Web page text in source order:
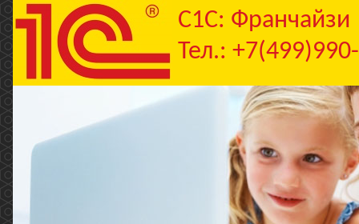
C1С: Франчайзи
Тел.: